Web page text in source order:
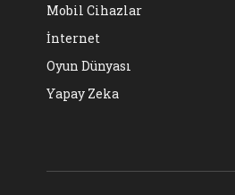
Mobil Cihazlar
İnternet
Oyun Dünyası
Yapay Zeka